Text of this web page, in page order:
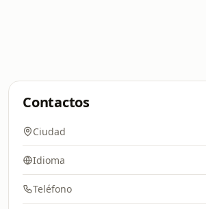
Contactos
Ciudad
Idioma
Teléfono